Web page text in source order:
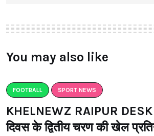
You may also like
FOOTBALL SPORT NEWS
KHELNEWZ RAIPUR DESK
दिवस के द्वितीय चरण की खेल